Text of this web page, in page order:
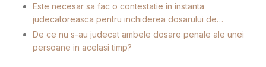
Este necesar sa fac o contestatie in instanta
judecatoreasca pentru inchiderea dosarului de…
De ce nu s-au judecat ambele dosare penale ale unei
persoane in acelasi timp?